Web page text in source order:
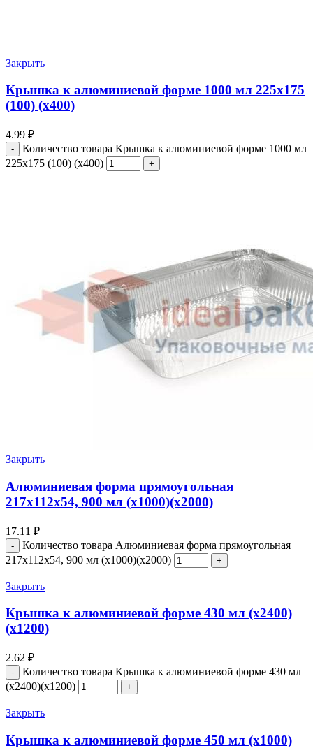
Закрыть
Крышка к алюминиевой форме 1000 мл 225х175
(100) (х400)
4.99 ₽
Количество товара Крышка к алюминиевой форме 1000 мл
225х175 (100) (х400)
Закрыть
Алюминиевая форма прямоугольная
217х112х54, 900 мл (х1000)(х2000)
17.11 ₽
Количество товара Алюминиевая форма прямоугольная
217х112х54, 900 мл (х1000)(х2000)
Закрыть
Крышка к алюминиевой форме 430 мл (х2400)
(х1200)
2.62 ₽
Количество товара Крышка к алюминиевой форме 430 мл
(х2400)(х1200)
Закрыть
Крышка к алюминиевой форме 450 мл (х1000)